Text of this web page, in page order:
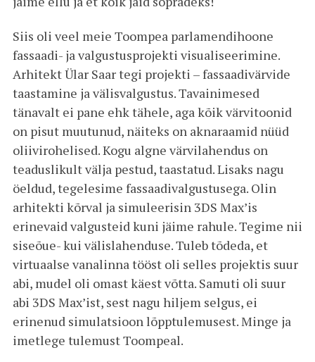
Siis oli veel meie Toompea parlamendihoone
fassaadi- ja valgustusprojekti visualiseerimine.
Arhitekt Ülar Saar tegi projekti – fassaadivärvide
taastamine ja välisvalgustus. Tavainimesed
tänavalt ei pane ehk tähele, aga kõik värvitoonid
on pisut muutunud, näiteks on aknaraamid nüüd
oliivirohelised. Kogu algne värvilahendus on
teaduslikult välja pestud, taastatud. Lisaks nagu
öeldud, tegelesime fassaadivalgustusega. Olin
arhitekti kõrval ja simuleerisin 3DS Max’is
erinevaid valgusteid kuni jäime rahule. Tegime nii
siseõue- kui välislahenduse. Tuleb tõdeda, et
virtuaalse vanalinna tööst oli selles projektis suur
abi, mudel oli omast käest võtta. Samuti oli suur
abi 3DS Max’ist, sest nagu hiljem selgus, ei
erinenud simulatsioon lõpptulemusest. Minge ja
imetlege tulemust Toompeal.